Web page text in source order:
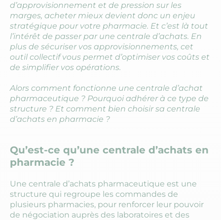
d’approvisionnement et de pression sur les
marges, acheter mieux devient donc un enjeu
stratégique pour votre pharmacie. Et c’est là tout
l’intérêt de passer par une centrale d’achats. En
plus de sécuriser vos approvisionnements, cet
outil collectif vous permet d’optimiser vos coûts et
de simplifier vos opérations.
Alors comment fonctionne une centrale d’achat
pharmaceutique ? Pourquoi adhérer à ce type de
structure ? Et comment bien choisir sa centrale
d’achats en pharmacie ?
Qu’est-ce qu’une centrale d’achats en
pharmacie ?
Une centrale d’achats pharmaceutique est une
structure qui regroupe les commandes de
plusieurs pharmacies, pour renforcer leur pouvoir
de négociation auprès des laboratoires et des